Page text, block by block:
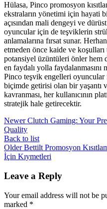
Hülasa, Pinco promosyon
ekstraların yönetimi için hayati
açısından mali dengeyi ve
oyuncular için de teşviklerin
anlamalarına fırsat sunar.
etmeden önce kaide ve
potansiyel üzüntüleri önler hem
en faydalı yolla faydalanmasını
Pinco teşvik engelleri oyuncular
biçimde getirisi olan bir yaşantı
kavranması, her kullanıcının
stratejik hale getirecektir.
Newer Clutch Gaming: Your
Quality
Back to list
Older Bettilt Promosyon
İçin Kıymetleri
Leave a Reply
Your email address will not be
marked *